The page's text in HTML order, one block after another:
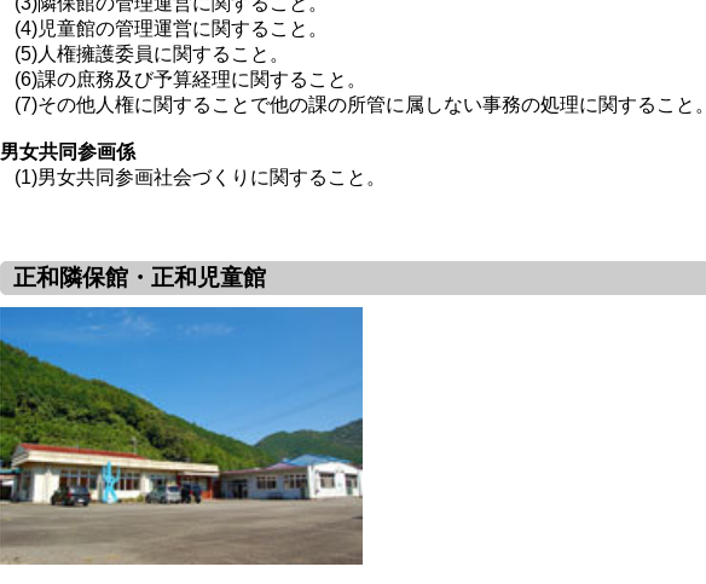
(4)児童館の管理運営に関すること。
(5)人権擁護委員に関すること。
(6)課の庶務及び予算経理に関すること。
(7)その他人権に関することで他の課の所管に属しない事務の処理に関すること。
男女共同参画係
(1)男女共同参画社会づくりに関すること。
正和隣保館・正和児童館